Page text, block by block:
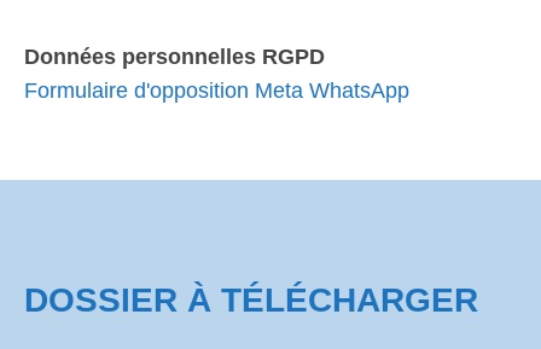
Données personnelles RGPD
Formulaire d'opposition Meta WhatsApp
DOSSIER À TÉLÉCHARGER